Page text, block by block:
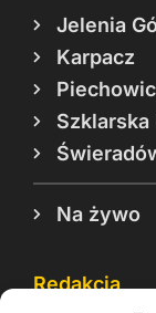
Jelenia
Karpacz
Szklarska
Na żywo
Redakcja